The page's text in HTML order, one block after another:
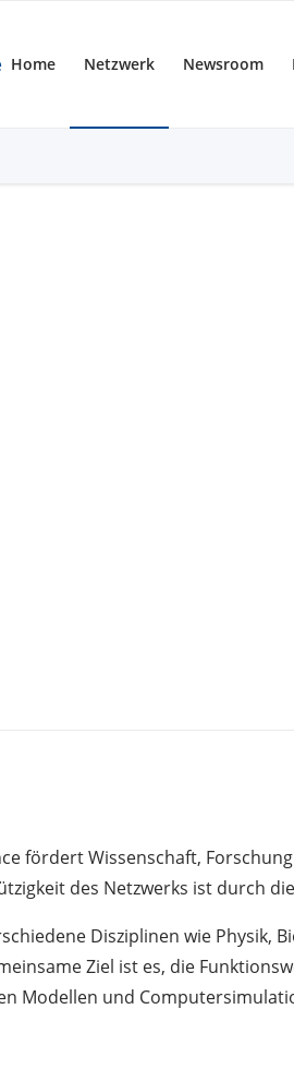
Home Netzwerk Newsroom
fördert Wissenschaft,
des Netzwerks ist durch
Disziplinen wie
Ziel ist es, die
Modellen und